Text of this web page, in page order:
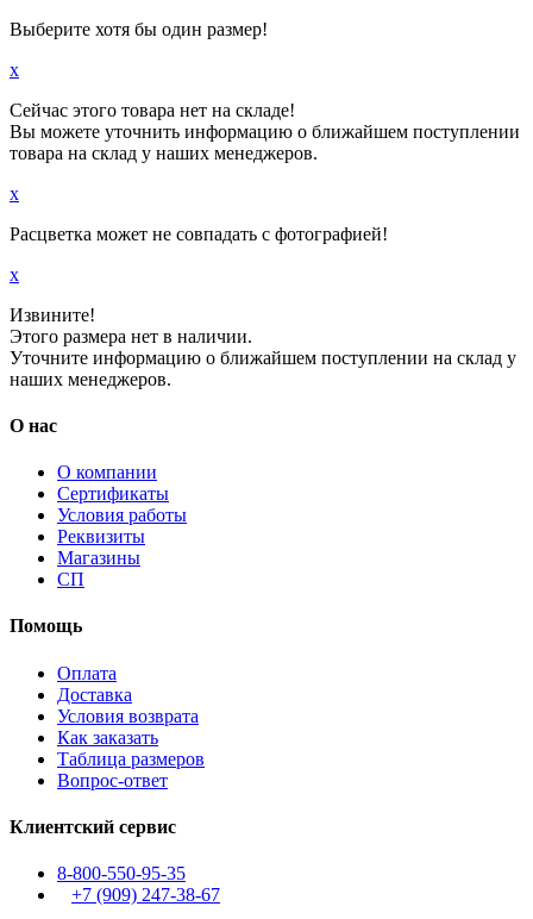
Выберите хотя бы один размер!
x
Сейчас этого товара нет на складе!
Вы можете уточнить информацию о ближайшем поступлении
товара на склад у наших менеджеров.
x
Расцветка может не совпадать с фотографией!
x
Извините!
Этого размера нет в наличии.
Уточните информацию о ближайшем поступлении на склад у
наших менеджеров.
О нас
О компании
Сертификаты
Условия работы
Реквизиты
Магазины
СП
Помощь
Оплата
Доставка
Условия возврата
Как заказать
Таблица размеров
Вопрос-ответ
Клиентский сервис
8-800-550-95-35
+7 (909) 247-38-67